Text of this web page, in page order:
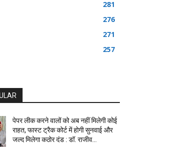
281
276
271
257
पेपर लीक करने वालों को अब नहीं मिलेगी कोई
राहत, फास्ट ट्रैक कोर्ट में होगी सुनवाई और
जल्द मिलेगा कठोर दंड : डॉ. राजीव...